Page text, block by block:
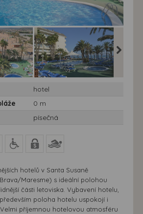
letecky - Španělsko,
Costa Brava, Santa
Susana - hotel Caprici
lux
hotel
0 m
písečná
hotelů v Santa Susaně
Maresme) s ideální polohou
části letoviska. Vybavení hotelu,
poloha hotelu uspokojí i
příjemnou hotelovou atmosféru